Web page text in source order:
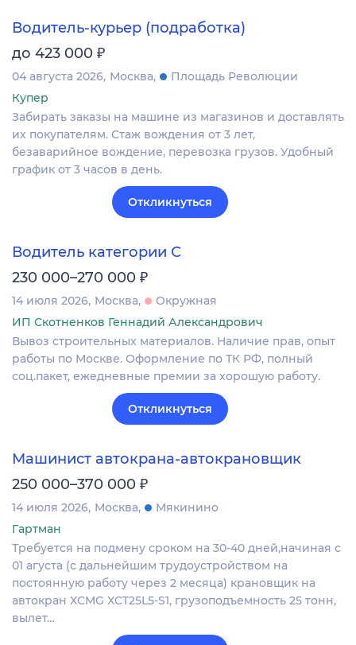
Водитель-курьер (подработка)
до 423 000 ₽
04 августа 2026 Москва
Площадь Революции
Купер
Забирать заказы на машине из магазинов и доставлять
их покупателям. Стаж вождения от 3 лет,
безаварийное вождение, перевозка грузов. Удобный
график от 3 часов в день.
Откликнуться
Водитель категории С
230 000–270 000 ₽
14 июля 2026 Москва
Окружная
ИП Скотненков Геннадий Александрович
Вывоз строительных материалов. Наличие прав, опыт
работы по Москве. Оформление по ТК РФ, полный
соц.пакет, ежедневные премии за хорошую работу.
Откликнуться
Машинист автокрана-автокрановщик
250 000–370 000 ₽
14 июля 2026 Москва
Мякинино
Гартман
Требуется на подмену сроком на 30-40 дней,начиная с
01 агуста (с дальнейшим трудоустройством на
постоянную работу через 2 месяца) крановщик на
автокран XCMG XCT25L5-S1, грузоподъемность 25 тонн,
вылет…